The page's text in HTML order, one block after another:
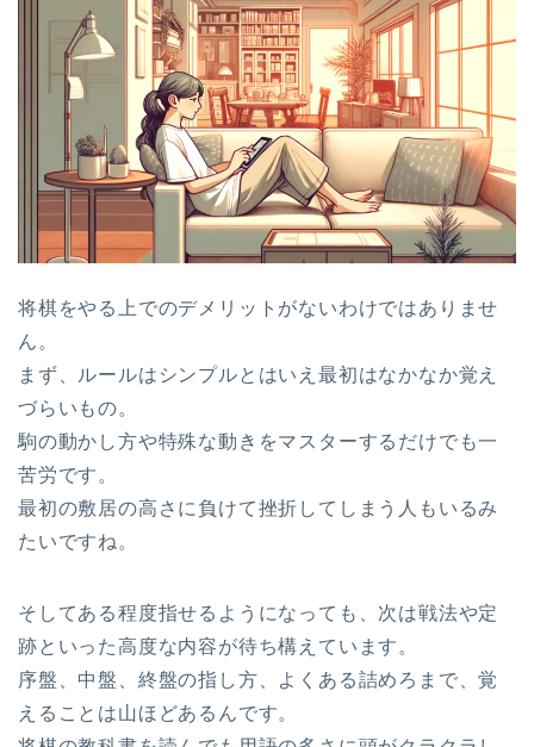
将棋をやる上でのデメリットがないわけではありませ
ん。
まず、ルールはシンプルとはいえ最初はなかなか覚え
づらいもの。
駒の動かし方や特殊な動きをマスターするだけでも一
苦労です。
最初の敷居の高さに負けて挫折してしまう人もいるみ
たいですね。
そしてある程度指せるようになっても、次は戦法や定
跡といった高度な内容が待ち構えています。
序盤、中盤、終盤の指し方、よくある詰めろまで、覚
えることは山ほどあるんです。